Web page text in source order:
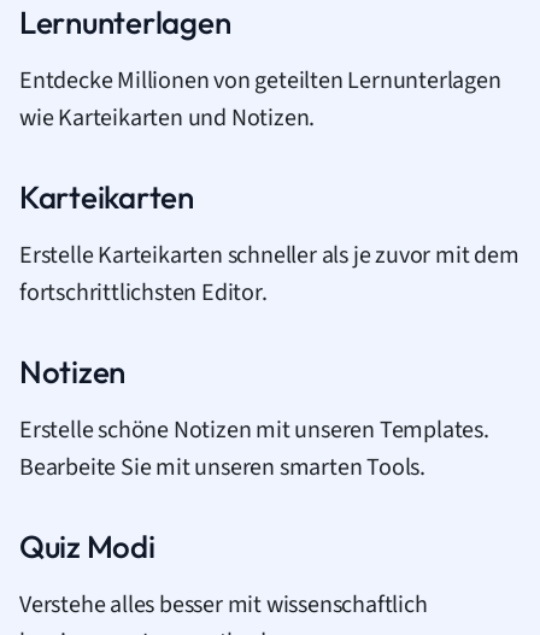
Lernunterlagen
Entdecke Millionen von geteilten Lernunterlagen
wie Karteikarten und Notizen.
Karteikarten
Erstelle Karteikarten schneller als je zuvor mit dem
fortschrittlichsten Editor.
Notizen
Erstelle schöne Notizen mit unseren Templates.
Bearbeite Sie mit unseren smarten Tools.
Quiz Modi
Verstehe alles besser mit wissenschaftlich